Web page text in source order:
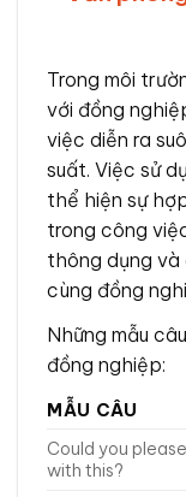
Trong môi
với đồng
việc diễn ra
suất. Việc sử
thể hiện sự
trong công
thông dụng và
cùng đồng
Những mẫu
đồng nghiệp:
MẪU CÂU
Could you
with this?